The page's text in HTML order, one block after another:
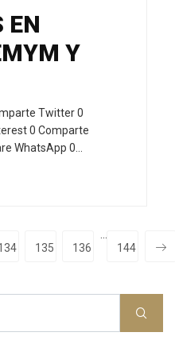
EN
Y
Twitter 0
0 Comparte
WhatsApp 0…
135 136
···
144